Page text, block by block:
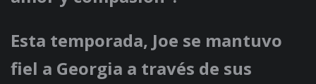
Esta temporada, Joe se mantuvo
fiel a Georgia a través de sus